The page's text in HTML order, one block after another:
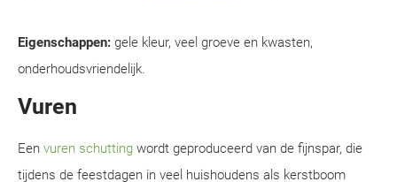
Eigenschappen: gele kleur, veel groeve en kwasten,
onderhoudsvriendelijk.
Vuren
Een vuren schutting wordt geproduceerd van de fijnspar, die
tijdens de feestdagen in veel huishoudens als kerstboom